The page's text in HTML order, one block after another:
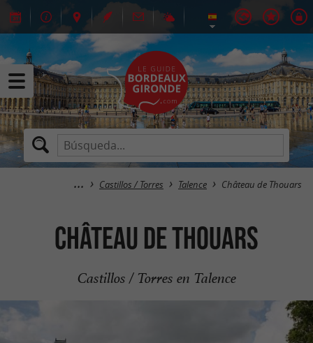
Castillos / Torres Talence Château de Thouars
Château de Thouars
Castillos / Torres en Talence